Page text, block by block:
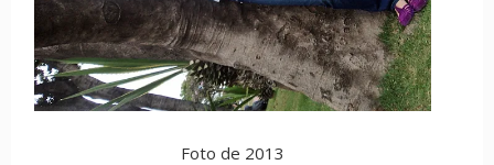
Foto de 2013